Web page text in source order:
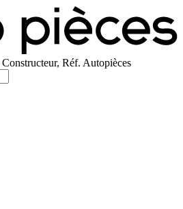
Réf. Autopièces